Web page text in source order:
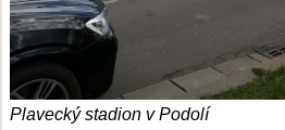
Plavecký stadion v Podolí